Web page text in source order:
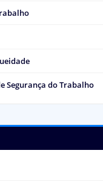
Segurança do Trabalho